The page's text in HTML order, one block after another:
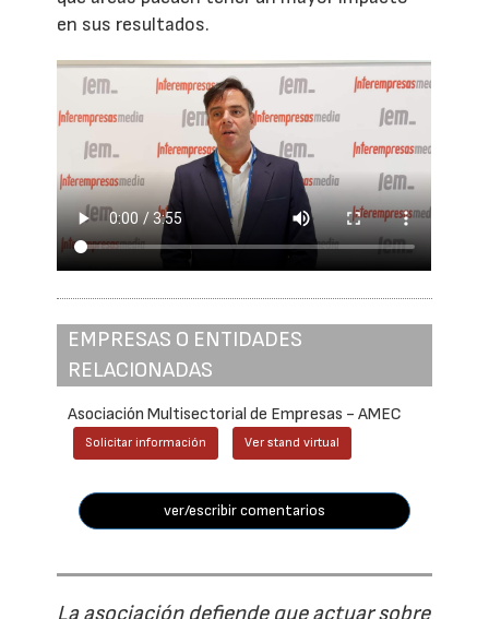
en sus resultados.
EMPRESAS O ENTIDADES
RELACIONADAS
Asociación Multisectorial de Empresas - AMEC
Solicitar información Ver stand virtual
ver/escribir comentarios
La asociación defiende que actuar sobre